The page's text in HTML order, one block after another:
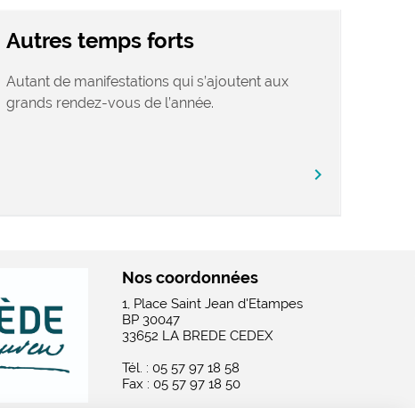
Autres temps forts
Autant de manifestations qui s’ajoutent aux
grands rendez-vous de l’année.
chevron_right
Nos coordonnées
1, Place Saint Jean d'Etampes
BP 30047
33652 LA BREDE CEDEX
Tél. : 05 57 97 18 58
Fax : 05 57 97 18 50